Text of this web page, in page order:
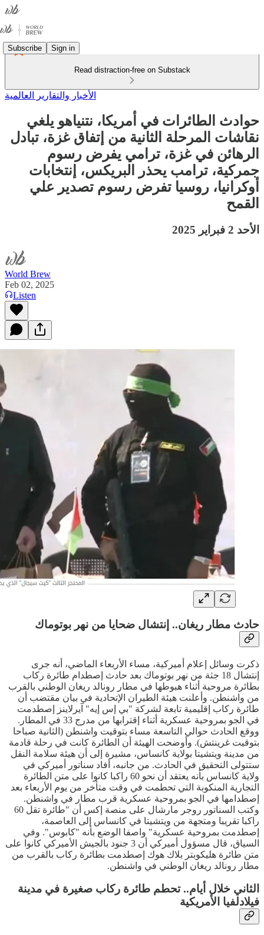
Subscribe Sign in
Read distraction-free on Substack
الأخبار والتقارير العالمية
حوادث الطائرات في أمريكا، نتنياهو يلغي
نقاشات المرحلة الثانية من إتفاق غزة، تبادل
الرهائن في غزة، ترامي يفرض رسوم
جمركية، ترامب يحذر البريكس، إنتخابات
أوكرانيا، روسيا تفرض رسوم تصدير علي
القمح
الأحد 2 فبراير 2025
World Brew
Feb 02, 2025
Listen
حادث مطار ريغان.. إنتشال ضحايا من نهر بوتوماك
ذكرت وسائل إعلام أميركية، مساء الأربعاء الماضي، أنه جرى
إنتشال 18 جثة من نهر بوتوماك بعد حادث إصطدام طائرة ركاب
بطائرة مروحية أثناء هبوطها في مطار رونالد ريغان الوطني بالقرب
من واشنطن. وأعلنت هيئة الطيران الإتحادية في بيان مقتضب أن
طائرة ركاب إقليمية تابعة لشركة "بي إس إيه" آيرلاينز إصطدمت
في الجو بمروحية عسكرية أثناء إقترابها من مدرج 33 في المطار.
ووقع الحادث حوالي التاسعة مساء بتوقيت واشنطن (الثانية صباحا
بتوقيت غرينتش). وأوضحت الهيئة أن الطائرة كانت في رحلة قادمة
من مدينة ويتشيتا بولاية كانساس، مشيرة إلى أن هيئة سلامة النقل
ستتولى التحقيق في الحادث. من جانبه، أفاد سناتور أميركي في
ولاية كانساس بأنه يعتقد أن نحو 60 راكبا كانوا على متن الطائرة
التجارية المنكوبة التي تحطمت في وقت متأخر من يوم الأربعاء بعد
إصطدامها في الجو بمروحية عسكرية قرب مطار في واشنطن.
وكتب السناتور روجر مارشال على منصة إكس أن "طائرة تقل 60
راكبا تقريبا ومتجهة من ويتشيتا في كانساس إلى العاصمة،
إصطدمت بمروحية عسكرية" واصفا الوضع بأنه "كابوس". وفي
السياق، قال مسؤول أميركي أن 3 جنود بالجيش الأميركي كانوا على
متن طائرة هليكوبتر بلاك هوك إصطدمت بطائرة ركاب بالقرب من
مطار رونالد ريغان الوطني في واشنطن.
الثاني خلال أيام.. تحطم طائرة ركاب صغيرة في مدينة
فيلادلفيا الأمريكية